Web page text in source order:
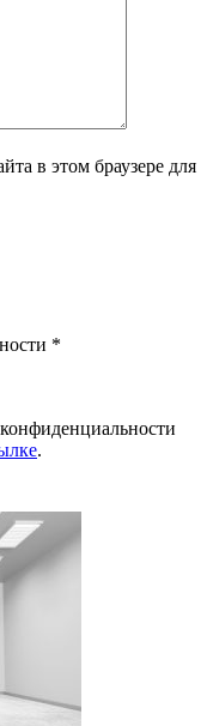
в этом браузере для
*
.